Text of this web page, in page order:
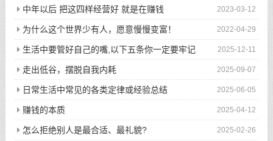
次的回眸才换来今生的相遇
2023-03-12
中年以后 把这四样经营好 就是在赚钱
2022-04-29
为什么这个世界少有人，愿意慢慢变富！
2025-12-11
生活中要管好自己的嘴,以下五条你一定要牢记
2025-09-07
走出低谷，摆脱自我内耗
2025-06-05
日常生活中常见的各类定律或经验总结
2025-04-12
赚钱的本质
2025-02-26
怎么拒绝别人是最合适、最礼貌?